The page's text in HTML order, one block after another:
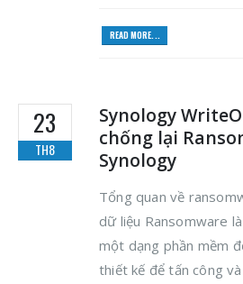
READ MORE...
23
TH8
Synology
chống lại
Synology
Tổng quan về
dữ liệu Ransomware
một dạng phần mềm
thiết kế để tấn công